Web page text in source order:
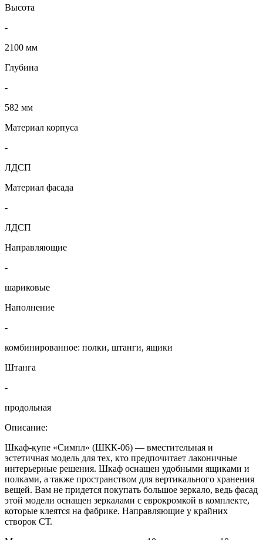
Высота
-
2100 мм
Глубина
-
582 мм
Материал корпуса
-
ЛДСП
Материал фасада
-
ЛДСП
Направляющие
-
шариковые
Наполнение
-
комбинированное: полки, штанги, ящики
Штанга
-
продольная
Описание:
Шкаф-купе «Симпл» (ШКК-06) — вместительная и
эстетичная модель для тех, кто предпочитает лаконичные
интерьерные решения. Шкаф оснащен удобными ящиками и
полками, а также пространством для вертикального хранения
вещей. Вам не придется покупать большое зеркало, ведь фасад
этой модели оснащен зеркалами с еврокромкой в комплекте,
которые клеятся на фабрике. Направляющие у крайних
створок СТ.